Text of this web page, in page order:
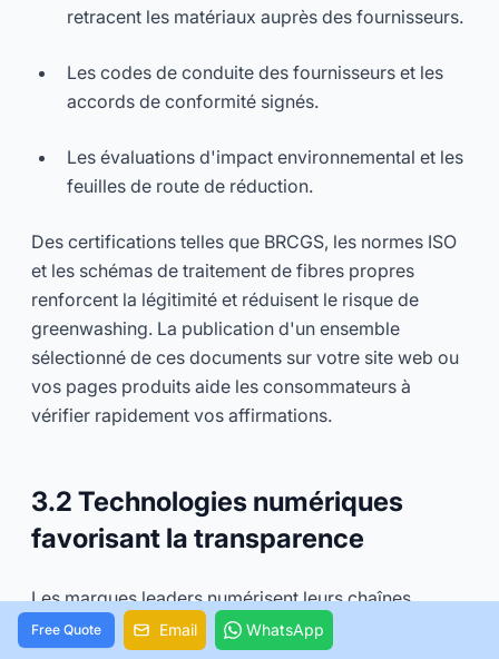
retracent les matériaux auprès des fournisseurs.
Les codes de conduite des fournisseurs et les
accords de conformité signés.
Les évaluations d'impact environnemental et les
feuilles de route de réduction.
Des certifications telles que BRCGS, les normes ISO
et les schémas de traitement de fibres propres
renforcent la légitimité et réduisent le risque de
greenwashing. La publication d'un ensemble
sélectionné de ces documents sur votre site web ou
vos pages produits aide les consommateurs à
vérifier rapidement vos affirmations.
3.2 Technologies numériques
favorisant la transparence
Les marques leaders numérisent leurs chaînes
d'approvisionnement pour obtenir une visibilité en
Free Quote Email WhatsApp